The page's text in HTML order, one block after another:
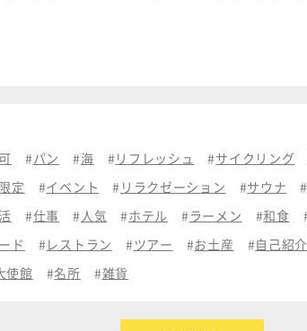
パン 海 リフレッシュ サイクリング
定 イベント リラクゼーション サウナ
仕事 人気 ホテル ラーメン 和食
ド レストラン ツアー お土産 自己紹介
使館 名所 雑貨